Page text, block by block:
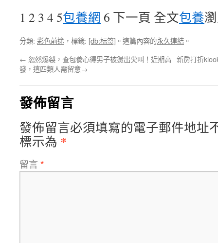
1 2 3 4 5包養網 6 下一頁 全文包養
分類: 彩色前途 ，標籤: [db:标签] 。這篇內容的永久連結 。
← 忽然爆裂，查包養心得男子被燙出尖叫！近期高
發，這四類人需留意→
新房打折
發佈留言
發佈留言必須填寫的電子郵件地址
標示為 *
留言 *